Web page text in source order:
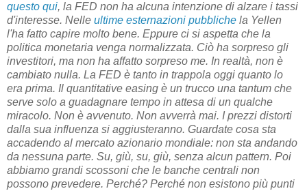
questo qui, la FED non ha alcuna intenzione di alzare i tassi
d'interesse. Nelle ultime esternazioni pubbliche la Yellen
l'ha fatto capire molto bene. Eppure ci si aspetta che la
politica monetaria venga normalizzata. Ciò ha sorpreso gli
investitori, ma non ha affatto sorpreso me. In realtà, non è
cambiato nulla. La FED è tanto in trappola oggi quanto lo
era prima. Il quantitative easing è un trucco una tantum che
serve solo a guadagnare tempo in attesa di un qualche
miracolo. Non è avvenuto. Non avverrà mai. I prezzi distorti
dalla sua influenza si aggiusteranno. Guardate cosa sta
accadendo al mercato azionario mondiale: non sta andando
da nessuna parte. Su, giù, su, giù, senza alcun pattern. Poi
abbiamo grandi scossoni che le banche centrali non
possono prevedere. Perché? Perché non esistono più punti